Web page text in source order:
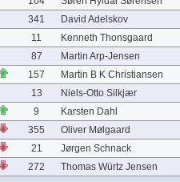
341
David Adelskov
11
Kenneth Thonsgaard
87
Martin Arp-Jensen
157
Martin B K Christiansen
13
Niels-Otto Silkjær
9
Karsten Dahl
355
Oliver Mølgaard
21
Jørgen Schnack
272 Thomas Würtz Jensen